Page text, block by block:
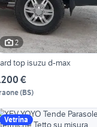
2
top isuzu d-max
€
(BS)
Vetrina